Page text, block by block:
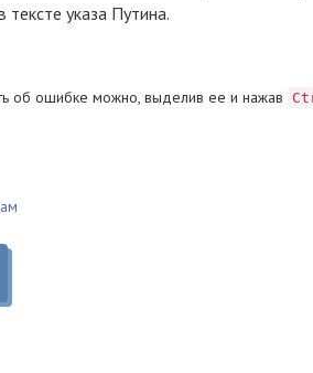
тексте указа Путина.
об ошибке можно, выделив ее и нажав